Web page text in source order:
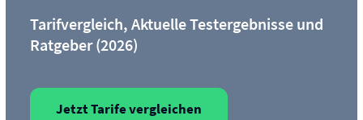
Tarifvergleich, Aktuelle Testergebnisse und
Ratgeber (2026)
Jetzt Tarife vergleichen